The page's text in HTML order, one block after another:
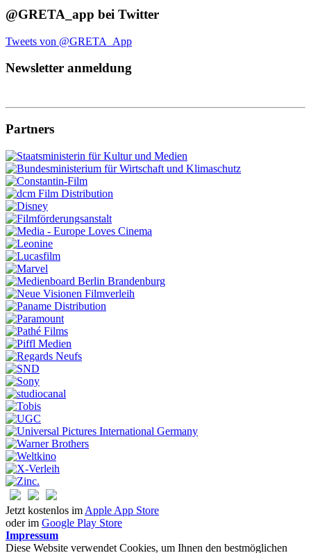
@GRETA_app bei Twitter
Tweets von @GRETA_App
Newsletter anmeldung
Partners
Jetzt kostenlos im Apple App Store
oder im Google Play Store
Impressum
Diese Website verwendet Cookies, um Ihnen den bestmöglichen